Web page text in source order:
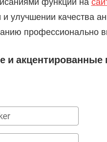
улучшении качества
профессионально
акцентированные